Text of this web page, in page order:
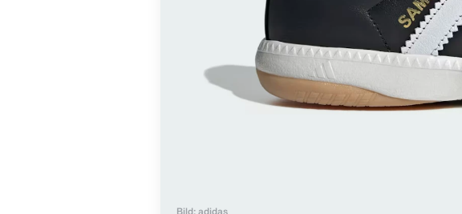
Bild: adidas